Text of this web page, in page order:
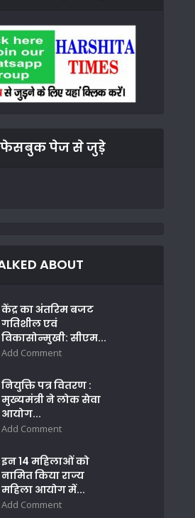
फेसबुक पेज से जुड़े
ABOUT
केंद्र का अंतरिम बजट
गतिशील एवं
विकासोन्मुखी: सीएम...
Add Comment
नियुक्ति पत्र वितरण :
मुख्यमंत्री ने लोक सेवा
आयोग...
Add Comment
इन 14 महिलाओं को
नामित किया राज्य
महिला आयोग में...
Add Comment